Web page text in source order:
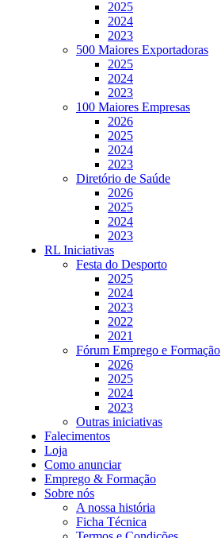
2025
2024
2023
500 Maiores Exportadoras
2025
2024
2023
100 Maiores Empresas
2026
2025
2024
2023
Diretório de Saúde
2026
2025
2024
2023
RL Iniciativas
Festa do Desporto
2025
2024
2023
2022
2021
Fórum Emprego e Formação
2026
2025
2024
2023
Outras iniciativas
Falecimentos
Loja
Como anunciar
Emprego & Formação
Sobre nós
A nossa história
Ficha Técnica